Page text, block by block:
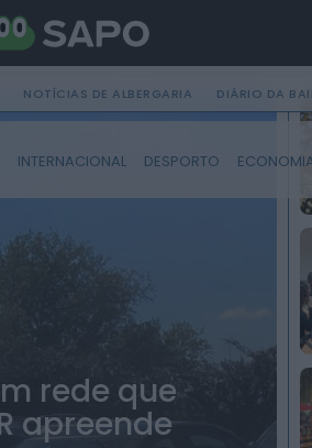
NOTÍCIAS DE ALBERGARIA DIÁRIO DA
INTERNACIONAL DESPORTO
rede que
apreende